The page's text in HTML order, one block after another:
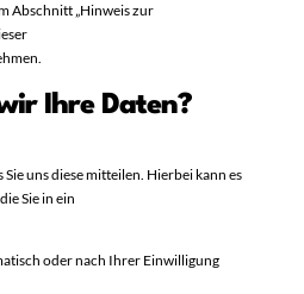
Abschnitt „Hinweis zur
Ihre Daten?
uns diese mitteilen. Hierbei kann es
Sie in ein
oder nach Ihrer Einwilligung